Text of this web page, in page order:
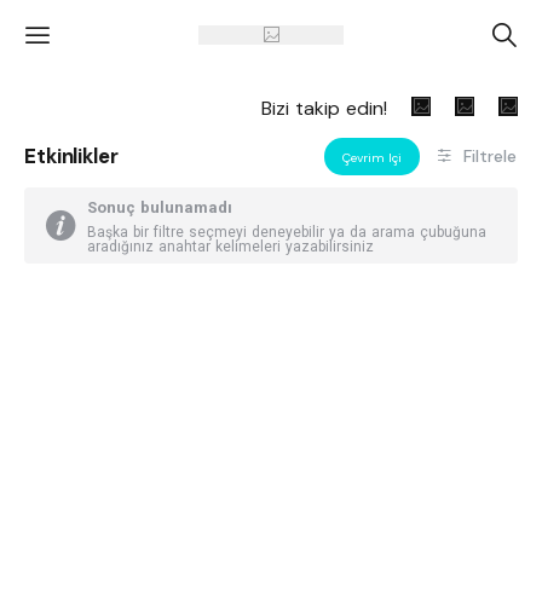
' A
Bizi takip edin!
Etkinlikler Çevrim Içi Filtrele
Sonuç bulunamadı
Başka bir filtre seçmeyi deneyebilir ya da arama çubuğuna
aradığınız anahtar kelimeleri yazabilirsiniz